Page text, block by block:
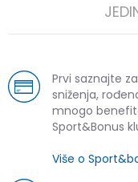
Prvi saznajte
sniženja,
mnogo
Sport&Bonus
Više o